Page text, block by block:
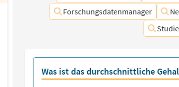
Forschungsdatenmanager
Was ist das durchschnittliche